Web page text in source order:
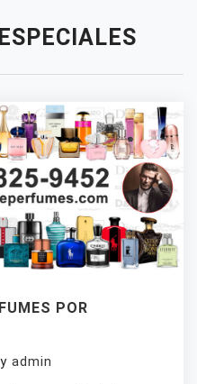
POR
admin